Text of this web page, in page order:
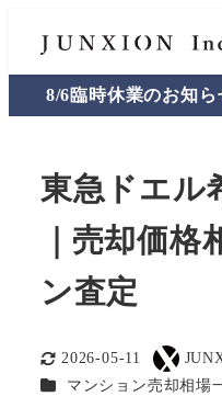
8/6臨時休業のお知ら
東急ドエル
｜売却価格
ン査定
更新日
2026-05-11
著
者
カテゴリー
マンション売却相場